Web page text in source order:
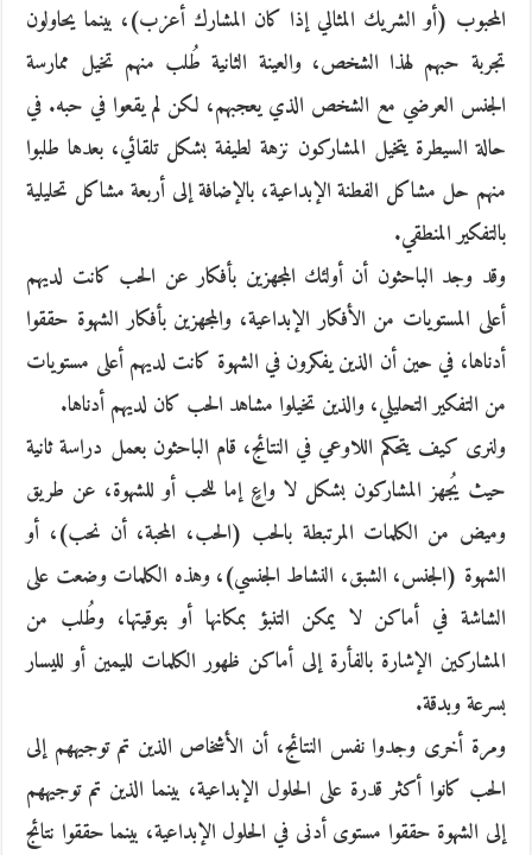
المحبوب (أو الشريك المثالي إذا كان المشارك أعزب)، بينما يحاولون
تجربة حبهم لهذا الشخص، والعينة الثانية طُلب منهم تخيل ممارسة
الجنس العرضي مع الشخص الذي يعجبهم، لكن لم يقعوا في حبه. في
حالة السيطرة يتخيل المشاركون نزهة لطيفة بشكل تلقائي، بعدها طلبوا
منهم حل مشاكل الفطنة الإبداعية، بالإضافة إلى أربعة مشاكل تحليلية
بالتفكير المنطقي.
وقد وجد الباحثون أن أولئك المجهزين بأفكار عن الحب كانت لديهم
أعلى المستويات من الأفكار الإبداعية، والمجهزين بأفكار الشهوة حققوا
أدناها، في حين أن الذين يفكرون في الشهوة كانت لديهم أعلى مستويات
من التفكير التحليلي، والذين تخيلوا مشاهد الحب كان لديهم أدناها.
ولنرى كيف يتحكم اللاوعي في النتائج، قام الباحثون بعمل دراسة ثانية
حيث يُجهز المشاركون بشكل لا واعٍ إما للحب أو للشهوة، عن طريق
وميض من الكلمات المرتبطة بالحب (الحب، المحبة، أن نحب)، أو
الشهوة (الجنس، الشبق، النشاط الجنسي)، وهذه الكلمات وضعت على
الشاشة في أماكن لا يمكن التنبؤ بمكانها أو بتوقيتها، وطُلب من
المشاركين الإشارة بالفأرة إلى أماكن ظهور الكلمات لليمين أو لليسار
بسرعة وبدقة.
ومرة أخرى وجدوا نفس النتائج، أن الأشخاص الذين تم توجيههم إلى
الحب كانوا أكثر قدرة على الحلول الإبداعية، بينما الذين تم توجيههم
إلى الشهوة حققوا مستوى أدنى في الحلول الإبداعية، بينما حققوا نتائج